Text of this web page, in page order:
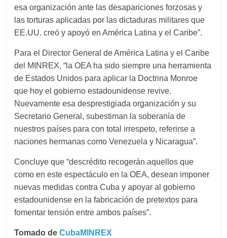
esa organización ante las desapariciones forzosas y
las torturas aplicadas por las dictaduras militares que
EE.UU. creó y apoyó en América Latina y el Caribe”.
Para el Director General de América Latina y el Caribe
del MINREX, “la OEA ha sido siempre una herramienta
de Estados Unidos para aplicar la Doctrina Monroe
que hoy el gobierno estadounidense revive.
Nuevamente esa desprestigiada organización y su
Secretario General, subestiman la soberanía de
nuestros países para con total irrespeto, referirse a
naciones hermanas como Venezuela y Nicaragua”.
Concluye que “descrédito recogerán aquellos que
como en este espectáculo en la OEA, desean imponer
nuevas medidas contra Cuba y apoyar al gobierno
estadounidense en la fabricación de pretextos para
fomentar tensión entre ambos países”.
Tomado deCubaMINREX